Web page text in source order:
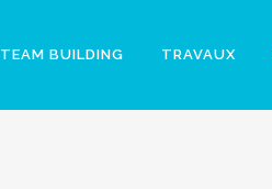
TEAM BUILDING TRAVAUX